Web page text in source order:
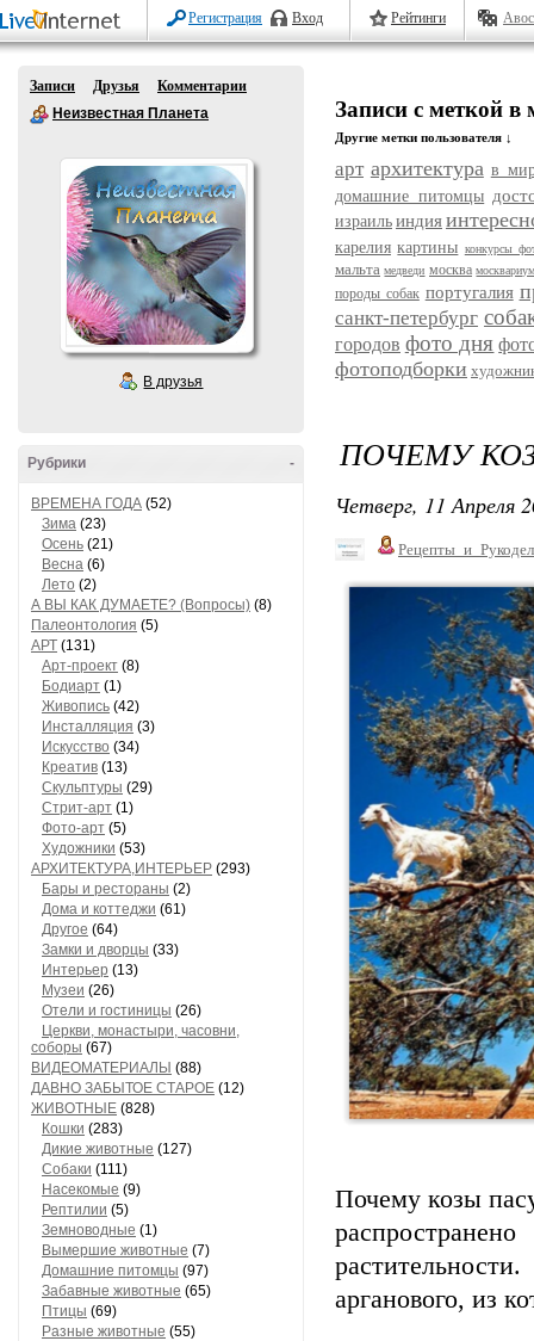
Регистрация Вход Рейтинги
Записи Друзья
Комментарии
Неизвестная Планета
В друзья
-
Рубрики
ВРЕМЕНА ГОДА (52)
Зима (23)
Осень (21)
Весна (6)
Лето (2)
А ВЫ КАК ДУМАЕТЕ? (Вопросы) (8)
Палеонтология (5)
АРТ (131)
Арт-проект (8)
Бодиарт (1)
Живопись (42)
Инсталляция (3)
Искусство (34)
Креатив (13)
Скульптуры (29)
Стрит-арт (1)
Фото-арт (5)
Художники (53)
АРХИТЕКТУРА,ИНТЕРЬЕР (293)
Бары и рестораны (2)
Дома и коттеджи (61)
Другое (64)
Замки и дворцы (33)
Интерьер (13)
Музеи (26)
Отели и гостиницы (26)
Церкви, монастыри, часовни,
соборы (67)
ВИДЕОМАТЕРИАЛЫ (88)
ДАВНО ЗАБЫТОЕ СТАРОЕ (12)
ЖИВОТНЫЕ (828)
Кошки (283)
Дикие животные (127)
Собаки (111)
Насекомые (9)
Рептилии (5)
Земноводные (1)
Вымершие животные (7)
Домашние питомцы (97)
Забавные животные (65)
Птицы (69)
Разные животные (55)
Записи с меткой
Другие метки пользователя ↓
арт архитектура в
домашние питомцы
израиль индия
карелия картины конкурсы
мальта медведи москва
породы собак португалия
санкт-петербург
городов фото дня
фотоподборки
ПОЧЕМУ
Четверг, 11 Апреля
Почему козы
арганового, из